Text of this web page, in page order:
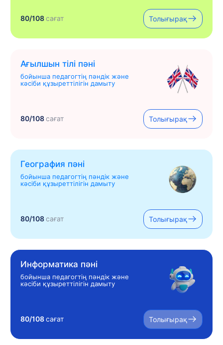
80/108сағат Толығырақ
Ағылшын тілі пәні
бойынша педагогтің пәндік және
кәсіби құзыреттілігін дамыту
80/108сағат Толығырақ
География пәні
бойынша педагогтің пәндік және
кәсіби құзыреттілігін дамыту
80/108сағат Толығырақ
Информатика пәні
бойынша педагогтің пәндік және
кәсіби құзыреттілігін дамыту
80/108сағат Толығырақ